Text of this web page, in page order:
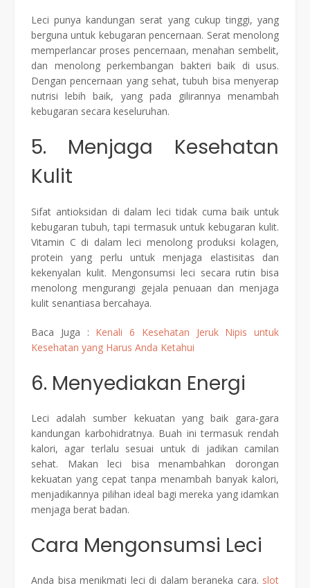
Leci punya kandungan serat yang cukup tinggi, yang
berguna untuk kebugaran pencernaan. Serat menolong
memperlancar proses pencernaan, menahan sembelit,
dan menolong perkembangan bakteri baik di usus.
Dengan pencernaan yang sehat, tubuh bisa menyerap
nutrisi lebih baik, yang pada gilirannya menambah
kebugaran secara keseluruhan.
5. Menjaga Kesehatan
Kulit
Sifat antioksidan di dalam leci tidak cuma baik untuk
kebugaran tubuh, tapi termasuk untuk kebugaran kulit.
Vitamin C di dalam leci menolong produksi kolagen,
protein yang perlu untuk menjaga elastisitas dan
kekenyalan kulit. Mengonsumsi leci secara rutin bisa
menolong mengurangi gejala penuaan dan menjaga
kulit senantiasa bercahaya.
Baca Juga : Kenali 6 Kesehatan Jeruk Nipis untuk
Kesehatan yang Harus Anda Ketahui
6. Menyediakan Energi
Leci adalah sumber kekuatan yang baik gara-gara
kandungan karbohidratnya. Buah ini termasuk rendah
kalori, agar terlalu sesuai untuk di jadikan camilan
sehat. Makan leci bisa menambahkan dorongan
kekuatan yang cepat tanpa menambah banyak kalori,
menjadikannya pilihan ideal bagi mereka yang idamkan
menjaga berat badan.
Cara Mengonsumsi Leci
Anda bisa menikmati leci di dalam beraneka cara. slot